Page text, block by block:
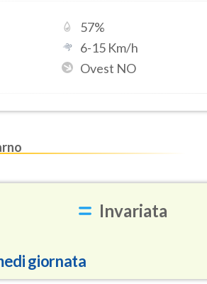
57%
6-15 Km/h
Ovest NO
Invariata
giornata